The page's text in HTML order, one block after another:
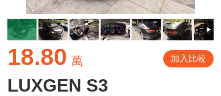
18.80 萬 加入比較
LUXGEN S3